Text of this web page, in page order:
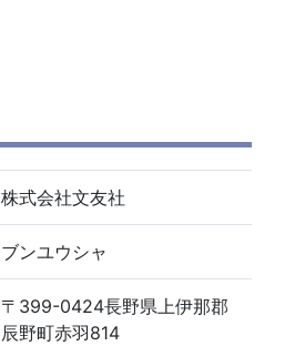
株式会社文友社
ブンユウシャ
〒399-0424長野県上伊那郡
辰野町赤羽814